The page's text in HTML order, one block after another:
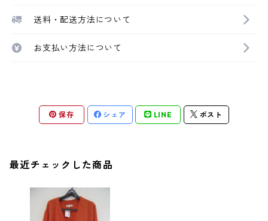
送料・配送方法について
お支払い方法について
保存 シェア LINE ポスト
最近チェックした商品